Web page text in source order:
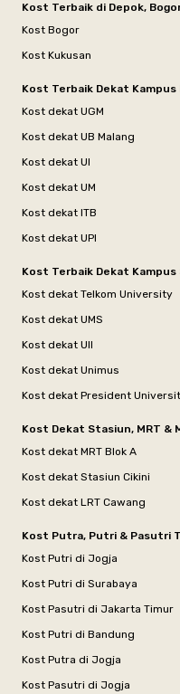
Kost Terbaik di Depok,
Kost Bogor
Kost Kukusan
Kost Terbaik Dekat Kampus
Kost dekat UGM
Kost dekat UB Malang
Kost dekat UI
Kost dekat UM
Kost dekat ITB
Kost dekat UPI
Kost Terbaik Dekat Kampus
Kost dekat Telkom University
Kost dekat UMS
Kost dekat UII
Kost dekat Unimus
Kost dekat President
Kost Dekat Stasiun, MRT &
Kost dekat MRT Blok A
Kost dekat Stasiun Cikini
Kost dekat LRT Cawang
Kost Putra, Putri & Pasutri
Kost Putri di Jogja
Kost Putri di Surabaya
Kost Pasutri di Jakarta Timur
Kost Putri di Bandung
Kost Putra di Jogja
Kost Pasutri di Jogja